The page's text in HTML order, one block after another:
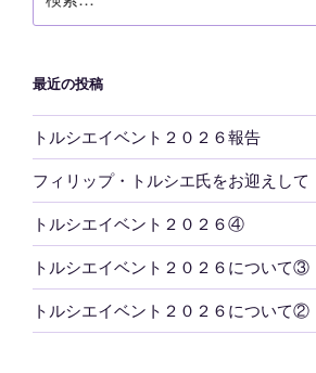
索:
最近の投稿
トルシエイベント２０２６報告
フィリップ・トルシエ氏をお迎えして
トルシエイベント２０２６④
トルシエイベント２０２６について③
トルシエイベント２０２６について②